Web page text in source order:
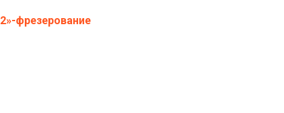
фрезерование